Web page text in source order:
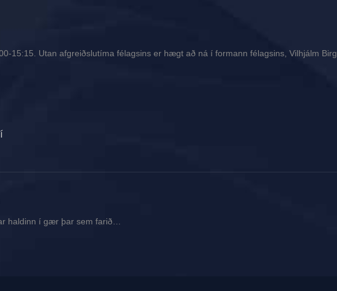
15:15. Utan afgreiðslutíma félagsins er hægt að ná í formann félagsins, Vilhjálm
haldinn í gær þar sem farið…